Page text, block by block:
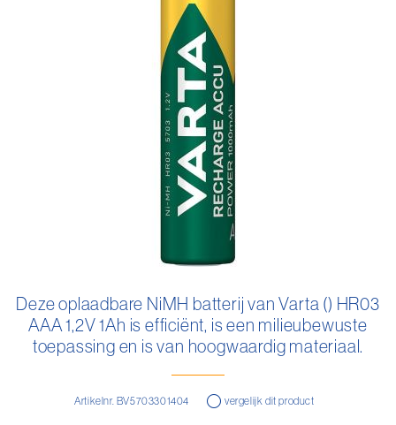
Deze oplaadbare NiMH batterij van Varta () HR03
AAA 1,2V 1Ah is efficiënt, is een milieubewuste
toepassing en is van hoogwaardig materiaal.
Artikelnr. BV5703301404 vergelijk dit product